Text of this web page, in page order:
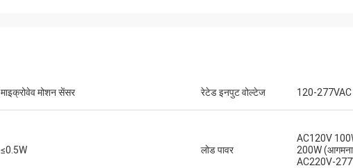
माइक्रोवेव मोशन सेंसर रेटेड इनपुट वोल्टेज 120-277VAC
≤0.5W लोड पावर
AC120V
200W
AC220V-